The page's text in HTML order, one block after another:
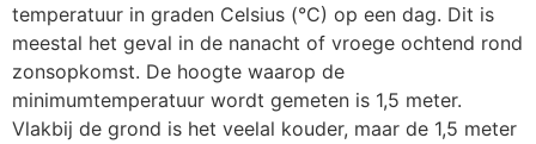
temperatuur in graden Celsius (°C) op een dag. Dit is
meestal het geval in de nanacht of vroege ochtend rond
zonsopkomst. De hoogte waarop de
minimumtemperatuur wordt gemeten is 1,5 meter.
Vlakbij de grond is het veelal kouder, maar de 1,5 meter